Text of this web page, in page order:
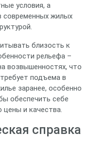
условия, а
жилых
близость к
рельефа –
возвышенностях, что
подъема в
заранее, особенно
обеспечить себе
и качества.
справка